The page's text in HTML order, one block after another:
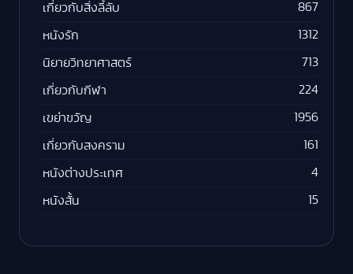
เกี่ยวกับสิ่งลี้ลับ 867
หนังรัก 1312
นิยายวิทยาศาสตร์ 713
เกี่ยวกับกีฬา 224
เขย่าขวัญ 1956
เกี่ยวกับสงคราม 161
หนังต่างประเทศ 4
หนังสั้น 15